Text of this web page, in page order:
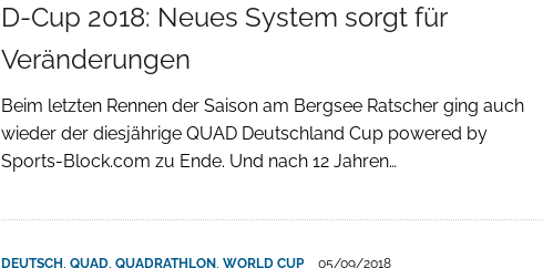
D-Cup 2018: Neues System sorgt für
Veränderungen
Beim letzten Rennen der Saison am Bergsee Ratscher ging auch
wieder der diesjährige QUAD Deutschland Cup powered by
Sports-Block.com zu Ende. Und nach 12 Jahren…
DEUTSCH , QUAD, QUADRATHLON , WORLD CUP 05/09/2018